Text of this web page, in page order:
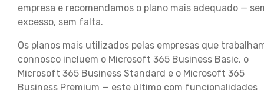
empresa e recomendamos o plano mais adequado —
excesso, sem falta.
Os planos mais utilizados pelas empresas que
connosco incluem o Microsoft 365 Business Basic, o
Microsoft 365 Business Standard e o Microsoft 365
Business Premium — este último com funcionalidades